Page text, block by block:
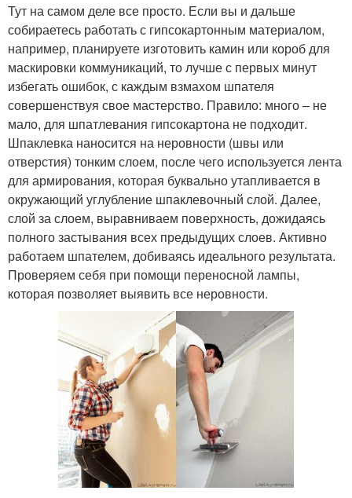
Тут на самом деле все просто. Если вы и дальше
собираетесь работать с гипсокартонным материалом,
например, планируете изготовить камин или короб для
маскировки коммуникаций, то лучше с первых минут
избегать ошибок, с каждым взмахом шпателя
совершенствуя свое мастерство. Правило: много – не
мало, для шпатлевания гипсокартона не подходит.
Шпаклевка наносится на неровности (швы или
отверстия) тонким слоем, после чего используется лента
для армирования, которая буквально утапливается в
окружающий углубление шпаклевочный слой. Далее,
слой за слоем, выравниваем поверхность, дожидаясь
полного застывания всех предыдущих слоев. Активно
работаем шпателем, добиваясь идеального результата.
Проверяем себя при помощи переносной лампы,
которая позволяет выявить все неровности.